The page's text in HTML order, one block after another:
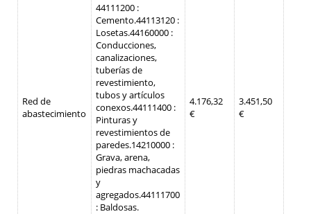
Red de
abastecimiento
44111200 :
Cemento.44113120 :
Losetas.44160000 :
Conducciones,
canalizaciones,
tuberías de
revestimiento,
tubos y artículos
conexos.44111400 :
Pinturas y
revestimientos de
paredes.14210000 :
Grava, arena,
piedras machacadas
y
agregados.44111700
: Baldosas.
4.176,32
€
3.451,50
€